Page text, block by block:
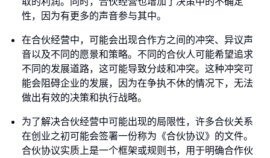
性，因为有更多的声音参与其中。
在合伙经营中，可能会出现合作方之间的冲突、异议声
音以及不同的愿景和策略。不同的合伙人可能希望追求
不同的发展道路，这可能导致分歧和冲突。这种冲突可
能会阻碍企业的发展，因为在争执不休的情况下，无法
做出有效的决策和执行战略。
为了解决合伙经营中可能出现的局限性，许多合伙关系
在创业之初可能会签署一份称为《合伙协议》的文件。
合伙协议实质上是一个框架或规则书，用于明确合作伙